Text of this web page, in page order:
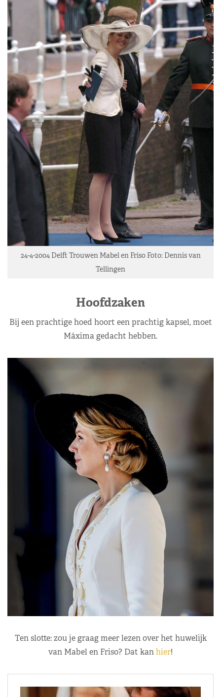
24-4-2004 Delft Trouwen Mabel en Friso Foto: Dennis van
Tellingen
Hoofdzaken
Bij een prachtige hoed hoort een prachtig kapsel, moet
Máxima gedacht hebben.
Ten slotte: zou je graag meer lezen over het huwelijk
van Mabel en Friso? Dat kanhier!